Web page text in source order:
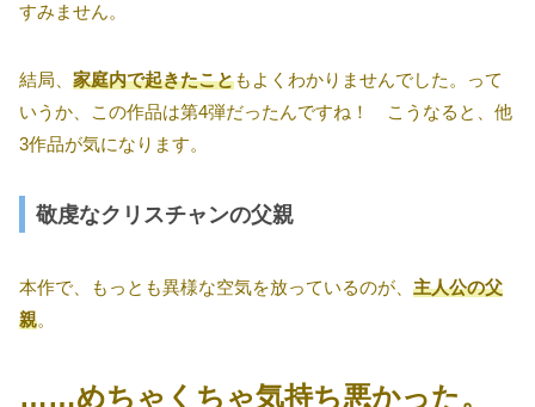
すみません。
結局、 家庭内で起きたこともよくわかりませんでした。って
いうか、この作品は第4弾だったんですね！ こうなると、他
3作品が気になります。
敬虔なクリスチャンの父親
本作で、もっとも異様な空気を放っているのが、 主人公の父
親。
……めちゃくちゃ気持ち悪かった。